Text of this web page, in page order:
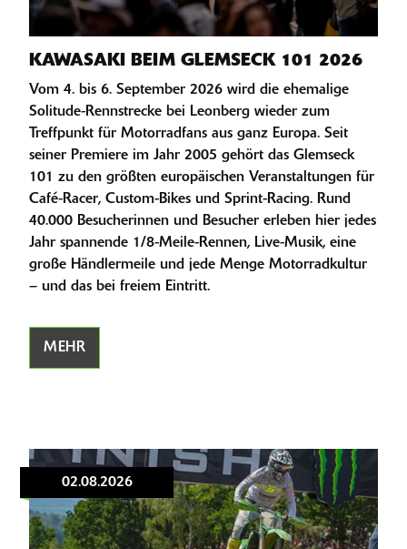
KAWASAKI BEIM GLEMSECK 101 2026
Vom 4. bis 6. September 2026 wird die ehemalige
Solitude-Rennstrecke bei Leonberg wieder zum
Treffpunkt für Motorradfans aus ganz Europa. Seit
seiner Premiere im Jahr 2005 gehört das Glemseck
101 zu den größten europäischen Veranstaltungen für
Café-Racer, Custom-Bikes und Sprint-Racing. Rund
40.000 Besucherinnen und Besucher erleben hier jedes
Jahr spannende 1/8-Meile-Rennen, Live-Musik, eine
große Händlermeile und jede Menge Motorradkultur
– und das bei freiem Eintritt.
MEHR
02.08.2026